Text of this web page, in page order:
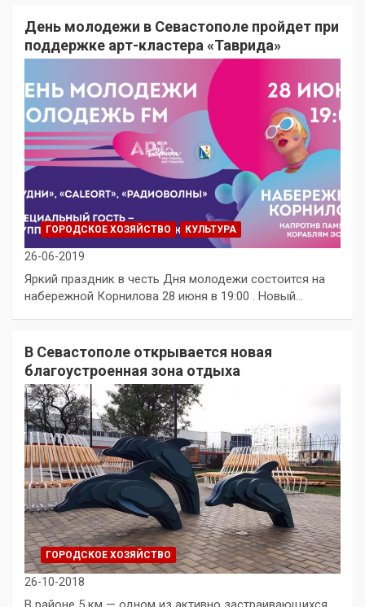
День молодежи в Севастополе пройдет при
поддержке арт-кластера «Таврида»
ГОРОДСКОЕ ХОЗЯЙСТВО КУЛЬТУРА
26-06-2019
Яркий праздник в честь Дня молодежи состоится на
набережной Корнилова 28 июня в 19:00 . Новый…
В Севастополе открывается новая
благоустроенная зона отдыха
ГОРОДСКОЕ ХОЗЯЙСТВО
26-10-2018